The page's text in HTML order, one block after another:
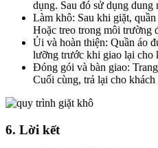
dụng. Sau đó sử dụng dung
Làm khô: Sau khi giặt,
Hoặc treo trong môi trường
Ủi và hoàn thiện: Quần áo
lưỡng trước khi giao lại cho
Đóng gói và bàn giao:
Cuối cùng, trả lại cho
6. Lời kết